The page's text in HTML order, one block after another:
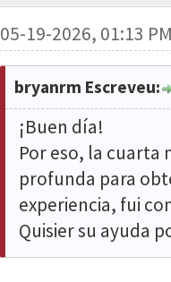
05-19-2026, 01:13
bryanrm Escreveu:
¡Buen día!
Por eso, la cuarta
profunda para
experiencia, fui
Quisier su ayuda